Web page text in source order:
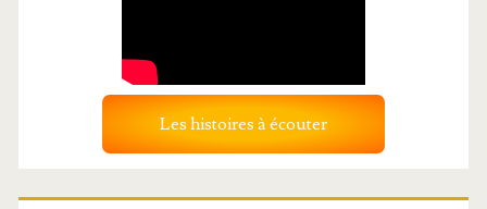
Les histoires à écouter